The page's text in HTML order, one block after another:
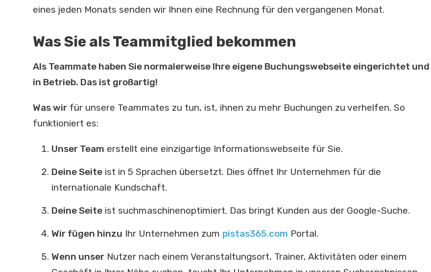
eines jeden Monats senden wir Ihnen eine Rechnung für den vergangenen Monat.
Was Sie als Teammitglied bekommen
Als Teammate haben Sie normalerweise Ihre eigene Buchungswebseite eingerichtet und
in Betrieb. Das ist großartig!
Was wirfür unsere Teammates zu tun, ist, ihnen zu mehr Buchungen zu verhelfen. So
funktioniert es:
Unser Team erstellt eine einzigartige Informationswebseite für Sie.
Deine Seiteist in 5 Sprachen übersetzt. Dies öffnet Ihr Unternehmen für die
internationale Kundschaft.
Deine Seiteist suchmaschinenoptimiert. Das bringt Kunden aus der Google-Suche.
Wir fügen hinzu Ihr Unternehmen zum pistas365.com Portal.
Wenn unserNutzer nach einem Veranstaltungsort, Trainer, Aktivitäten oder einem